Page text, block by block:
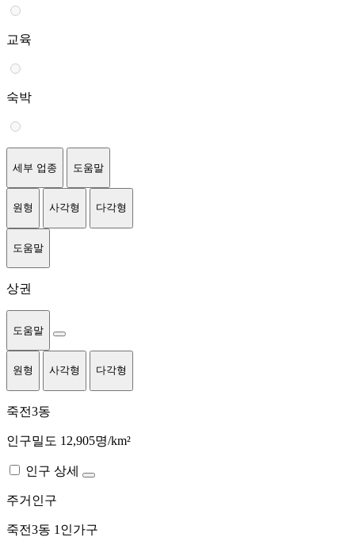
교육
숙박
세부 업종 도움말
원형 사각형 다각형
도움말
상권
도움말
원형 사각형 다각형
죽전3동
인구밀도 12,905명/km²
인구 상세
주거인구
죽전3동 1인가구